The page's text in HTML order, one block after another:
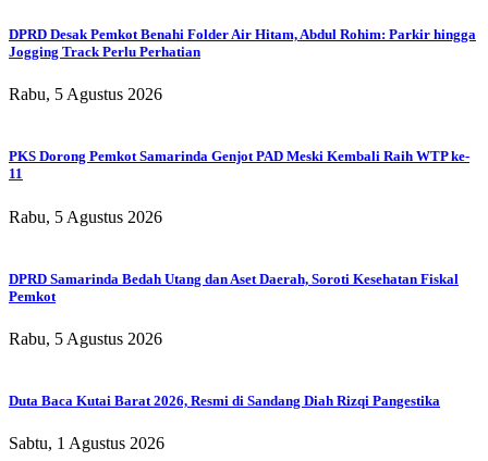
DPRD Desak Pemkot Benahi Folder Air Hitam, Abdul Rohim: Parkir hingga
Jogging Track Perlu Perhatian
Rabu, 5 Agustus 2026
PKS Dorong Pemkot Samarinda Genjot PAD Meski Kembali Raih WTP ke-
11
Rabu, 5 Agustus 2026
DPRD Samarinda Bedah Utang dan Aset Daerah, Soroti Kesehatan Fiskal
Pemkot
Rabu, 5 Agustus 2026
Duta Baca Kutai Barat 2026, Resmi di Sandang Diah Rizqi Pangestika
Sabtu, 1 Agustus 2026